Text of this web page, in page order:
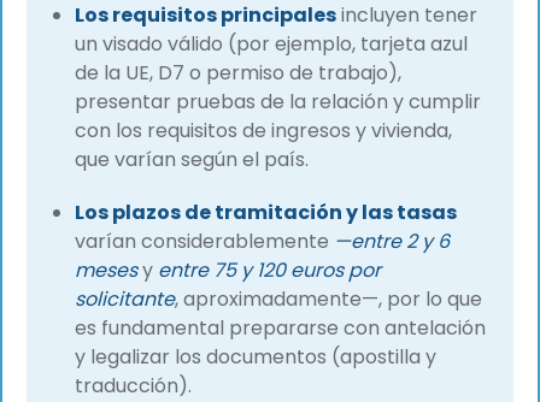
Los requisitos principalesincluyen tener
un visado válido (por ejemplo, tarjeta azul
de la UE, D7 o permiso de trabajo),
presentar pruebas de la relación y cumplir
con los requisitos de ingresos y vivienda,
que varían según el país.
Los plazos de tramitación y las tasas
varían considerablemente —entre 2 y 6
mesesy entre 75 y 120 euros por
solicitante, aproximadamente—, por lo que
es fundamental prepararse con antelación
y legalizar los documentos (apostilla y
traducción).